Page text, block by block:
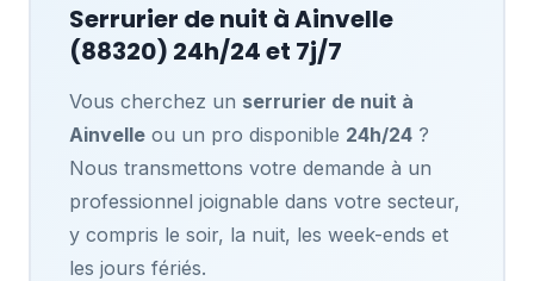
Serrurier de nuit àAinvelle
(88320) 24h/24 et 7j/7
Vous cherchez un serrurier de nuit à
Ainvelleou un pro disponible 24h/24?
Nous transmettons votre demande à un
professionnel joignable dans votre secteur,
y compris le soir, la nuit, les week-ends et
les jours fériés.